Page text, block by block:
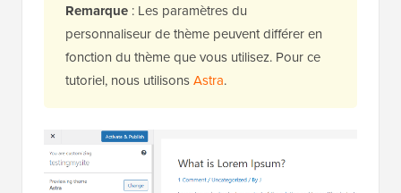
Remarque : Les paramètres du
personnaliseur de thème peuvent différer en
fonction du thème que vous utilisez. Pour ce
tutoriel, nous utilisonsAstra.